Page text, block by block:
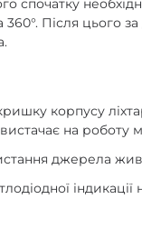
спочатку
Після цього
корпусу
на роботу
джерела